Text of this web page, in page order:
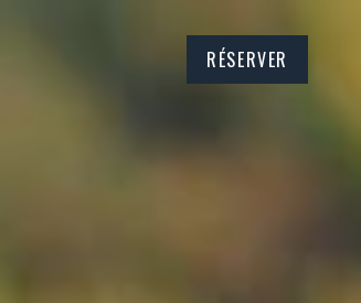
RÉSERVER